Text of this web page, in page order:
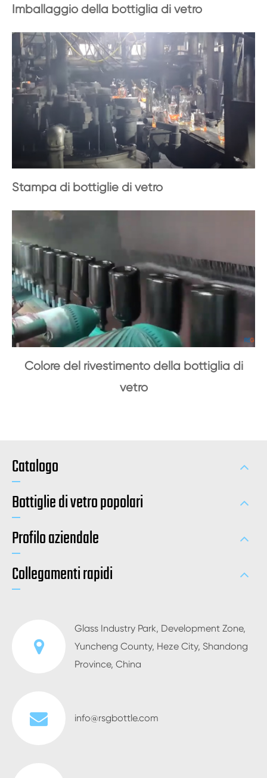
Imballaggio della bottiglia di vetro
Stampa di bottiglie di vetro
Colore del rivestimento della bottiglia di
vetro
Catalogo
Bottiglie di vetro popolari
Profilo aziendale
Collegamenti rapidi
Glass Industry Park, Development Zone,
Yuncheng County, Heze City, Shandong
Province, China
info@rsgbottle.com